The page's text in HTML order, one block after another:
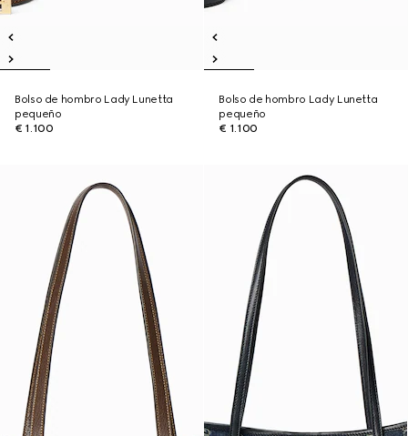
Bolso de hombro Lady Lunetta
pequeño
€ 1.100
Bolso de hombro Lady Lunetta
pequeño
€ 1.100